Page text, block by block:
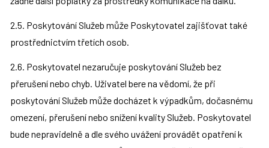
2.5. Poskytování Služeb může Poskytovatel zajišťovat také
prostřednictvím třetích osob.
2.6. Poskytovatel nezaručuje poskytování Služeb bez
přerušení nebo chyb. Uživatel bere na vědomí, že při
poskytování Služeb může docházet k výpadkům, dočasnému
omezení, přerušení nebo snížení kvality Služeb. Poskytovatel
bude nepravidelně a dle svého uvážení provádět opatření k